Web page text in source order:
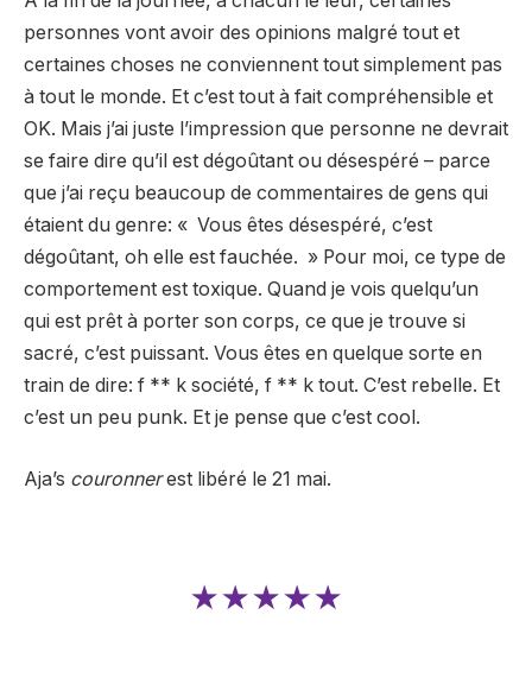
personnes vont avoir des opinions malgré tout et
certaines choses ne conviennent tout simplement pas
à tout le monde. Et c’est tout à fait compréhensible et
OK. Mais j’ai juste l’impression que personne ne devrait
se faire dire qu’il est dégoûtant ou désespéré – parce
que j’ai reçu beaucoup de commentaires de gens qui
étaient du genre: « Vous êtes désespéré, c’est
dégoûtant, oh elle est fauchée. » Pour moi, ce type de
comportement est toxique. Quand je vois quelqu’un
qui est prêt à porter son corps, ce que je trouve si
sacré, c’est puissant. Vous êtes en quelque sorte en
train de dire: f ** k société, f ** k tout. C’est rebelle. Et
c’est un peu punk. Et je pense que c’est cool.
Aja’s couronnerest libéré le 21 mai.
★★★★★